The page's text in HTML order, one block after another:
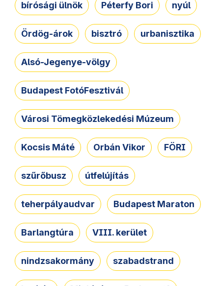
bírósági ülnök Péterfy Bori nyúl
Ördög-árok bisztró urbanisztika
Alsó-Jegenye-völgy
Budapest FotóFesztivál
Városi Tömegközlekedési Múzeum
Kocsis Máté Orbán Vikor FÖRI
szűrőbusz útfelújítás
teherpályaudvar Budapest Maraton
Barlangtúra VIII. kerület
nindzsakormány szabadstrand